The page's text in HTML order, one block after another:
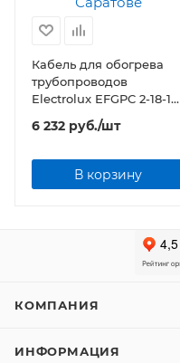
Кабель для обогрева
трубопроводов
Electrolux EFGPC 2-18-10
(комплект) 10 метров
6 232 руб./шт
В корзину
КОМПАНИЯ
ИНФОРМАЦИЯ